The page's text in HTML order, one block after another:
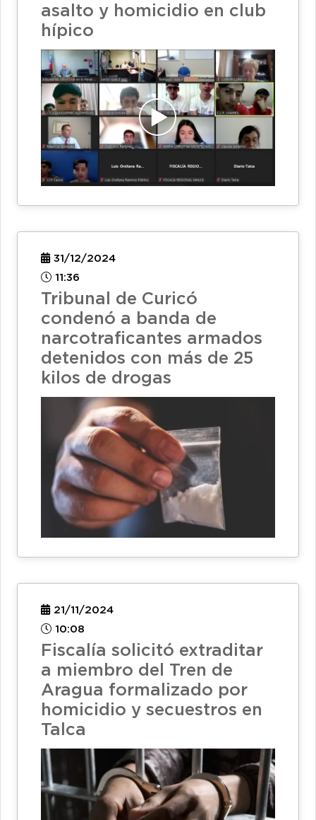
asalto y homicidio en club
hípico
31/12/2024
11:36
Tribunal de Curicó
condenó a banda de
narcotraficantes armados
detenidos con más de 25
kilos de drogas
21/11/2024
10:08
Fiscalía solicitó extraditar
a miembro del Tren de
Aragua formalizado por
homicidio y secuestros en
Talca